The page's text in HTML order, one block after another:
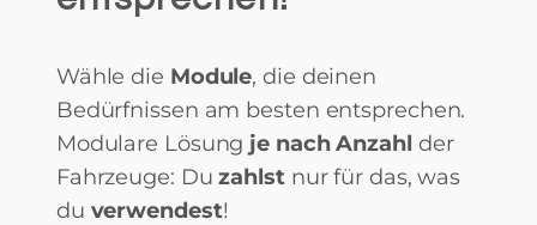
Wähle die Module, die deinen
Bedürfnissen am besten entsprechen.
Modulare Lösung je nach Anzahl der
Fahrzeuge: Duzahlst nur für das, was
du verwendest!